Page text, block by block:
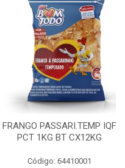
FRANGO PASSARI.TEMP IQF
PCT 1KG BT CX12KG
Código: 64410001